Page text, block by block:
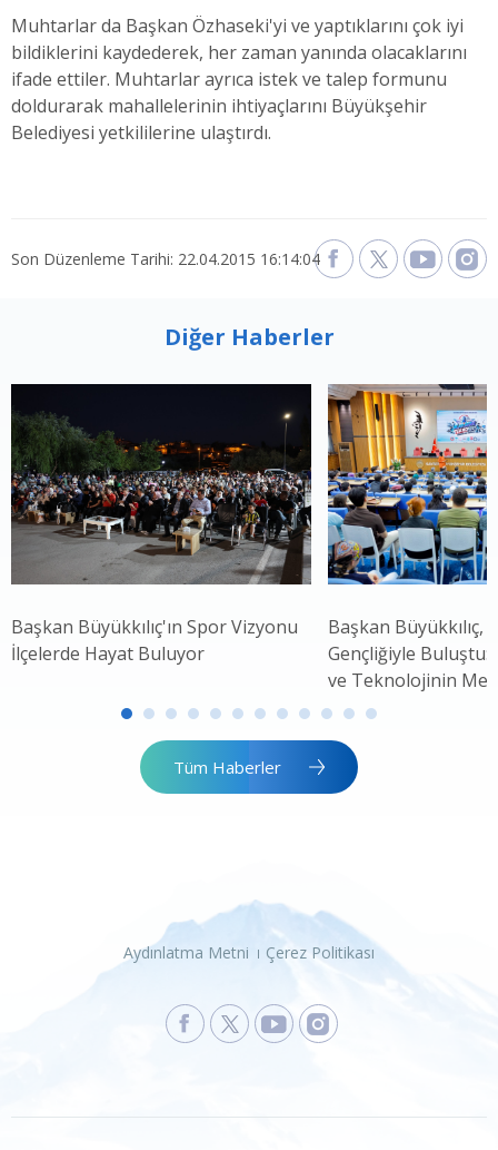
Muhtarlar da Başkan Özhaseki'yi ve yaptıklarını çok iyi
bildiklerini kaydederek, her zaman yanında olacaklarını
ifade ettiler. Muhtarlar ayrıca istek ve talep formunu
doldurarak mahallelerinin ihtiyaçlarını Büyükşehir
Belediyesi yetkililerine ulaştırdı.
Son Düzenleme Tarihi: 22.04.2015 16:14:04
Diğer Haberler
Başkan Büyükkılıç'ın Spor Vizyonu
İlçelerde Hayat Buluyor
Başkan Büyükkılıç,
Gençliğiyle Buluştu:
ve Teknolojinin
Tüm Haberler
Aydınlatma Metni Çerez Politikası